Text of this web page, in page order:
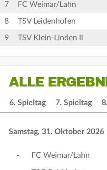
7 FC Weimar/Lahn
8 TSV Leidenhofen
9 TSV Klein-Linden II
ALLE
6. Spieltag 7. Spieltag
Samstag, 31. Oktober 2026
- FC Weimar/Lahn